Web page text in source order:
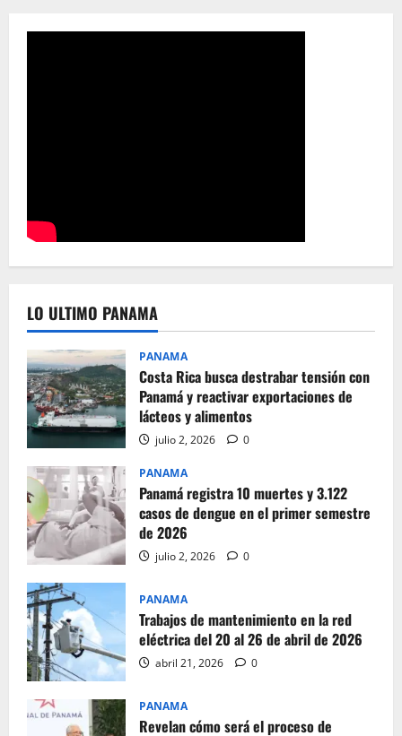
LO ULTIMO PANAMA
PANAMA
Costa Rica busca destrabar tensión con
Panamá y reactivar exportaciones de
lácteos y alimentos
julio 2, 2026 0
PANAMA
Panamá registra 10 muertes y 3.122
casos de dengue en el primer semestre
de 2026
julio 2, 2026 0
PANAMA
Trabajos de mantenimiento en la red
eléctrica del 20 al 26 de abril de 2026
abril 21, 2026 0
PANAMA
Revelan cómo será el proceso de